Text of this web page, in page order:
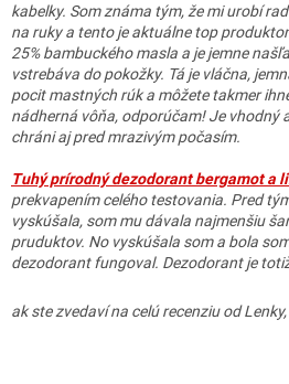
kabelky. Som známa tým, že mi urobí
na ruky a tento je aktuálne top
25% bambuckého masla a je jemne
vstrebáva do pokožky. Tá je vláčna,
pocit mastných rúk a môžete takmer
nádherná vôňa, odporúčam! Je vhodný
chráni aj pred mrazivým počasím.
Tuhý prírodný dezodorant bergamot a
prekvapením celého testovania. Pred
vyskúšala, som mu dávala najmenšiu
pruduktov. No vyskúšala som a bola
dezodorant fungoval. Dezodorant je
ak ste zvedaví na celú recenziu od